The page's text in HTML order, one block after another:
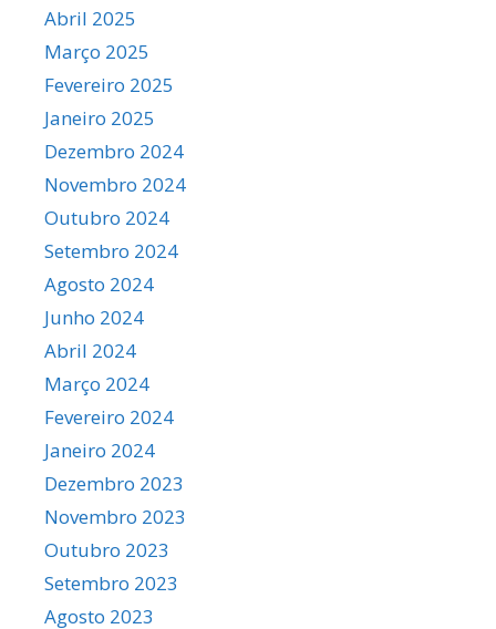
Abril 2025
Março 2025
Fevereiro 2025
Janeiro 2025
Dezembro 2024
Novembro 2024
Outubro 2024
Setembro 2024
Agosto 2024
Junho 2024
Abril 2024
Março 2024
Fevereiro 2024
Janeiro 2024
Dezembro 2023
Novembro 2023
Outubro 2023
Setembro 2023
Agosto 2023